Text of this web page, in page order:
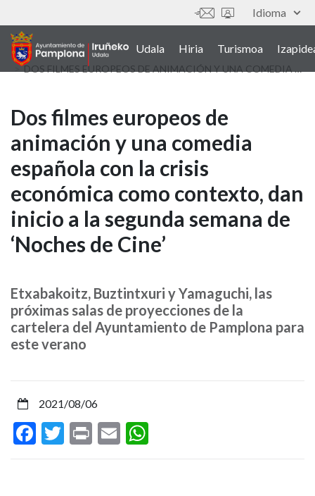
to
main
content
Idioma
Tresnak
Main
navigation
Udala Hiria Turismoa
Dos
filmes
europeos
de
animación
una
comedia
con
la
crisis
Dos filmes europeos de
animación y una comedia
española con la crisis
económica como contexto, dan
inicio a la segunda semana de
‘Noches de Cine’
Etxabakoitz, Buztintxuri y Yamaguchi, las
próximas salas de proyecciones de la
cartelera del Ayuntamiento de Pamplona para
este verano
2021/08/06
Facebook
Twitter
PrintEmail